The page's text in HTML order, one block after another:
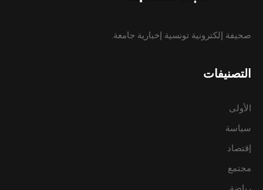
صحيفة إلكترونية تونسية إخبارية جامعة.
التصنيفات
الأولى
سياسة
إقتصاد
مجتمع